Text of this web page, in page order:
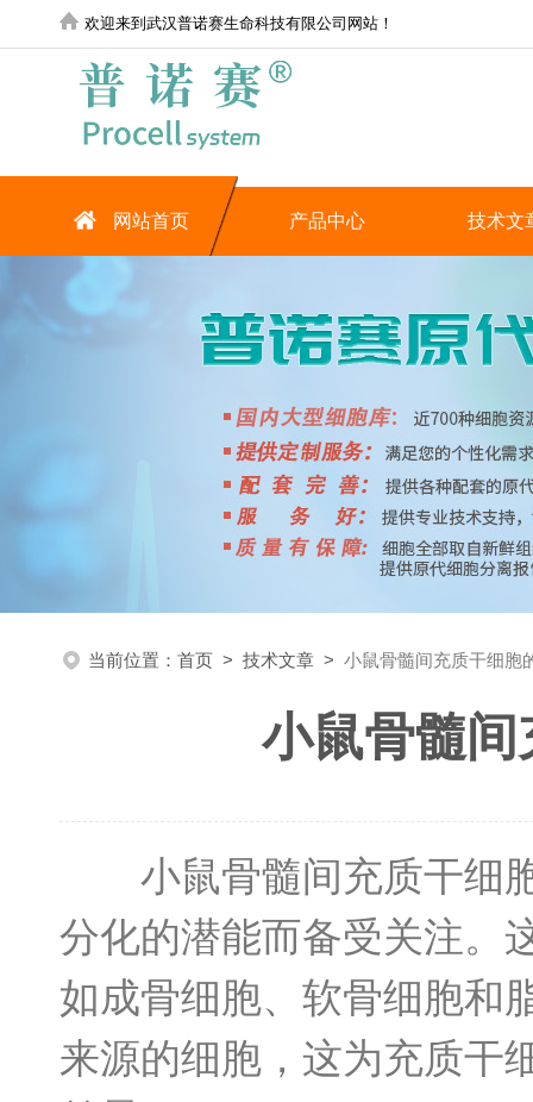
欢迎来到武汉普诺赛生命科技有限公司网站！
网站首页 产品中心 技术文
当前位置： 首页 > 技术文章 > 小鼠骨髓间充质干细胞
小鼠骨髓
小鼠骨髓间充质干细胞
分化的潜能而备受关注。
如成骨细胞、软骨细胞和
来源的细胞，这为充质干